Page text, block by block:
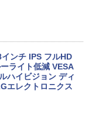
ス/中古 パソコン/
インチ，Early 20
ク【B】（商品 N
3.1(～最大3.7)
新品) |
なし | Webカメラ
| ACアダ
ンチ IPS フルHD
ライト低減 VESA
ハイビジョン ディ
エレクトロニクス